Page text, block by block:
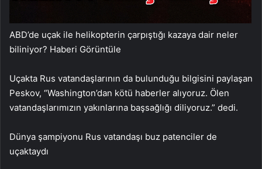
ABD’de uçak ile helikopterin çarpıştığı kazaya dair neler
biliniyor? Haberi Görüntüle
Uçakta Rus vatandaşlarının da bulunduğu bilgisini paylaşan
Peskov, “Washington’dan kötü haberler alıyoruz. Ölen
vatandaşlarımızın yakınlarına başsağlığı diliyoruz.” dedi.
Dünya şampiyonu Rus vatandaşı buz patenciler de
uçaktaydı